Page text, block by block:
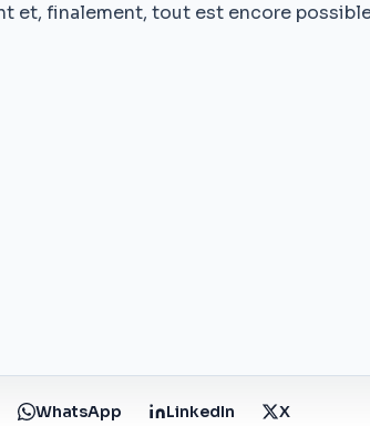
et, finalement, tout est encore
WhatsApp LinkedIn X